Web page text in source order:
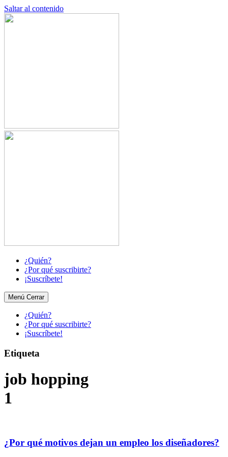
Saltar al contenido
¿Quién?
¿Por qué suscribirte?
¡Suscríbete!
Menú Cerrar
¿Quién?
¿Por qué suscribirte?
¡Suscríbete!
Etiqueta
job hopping
1
¿Por qué motivos dejan un empleo los diseñadores?